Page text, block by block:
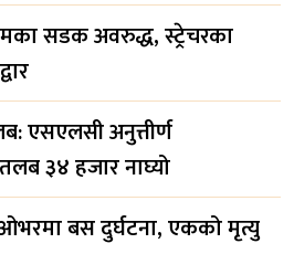
सडक अवरुद्ध, स्ट्रेचरका
एसएलसी अनुत्तीर्ण
३४ हजार नाघ्यो
बस दुर्घटना, एकको मृत्यु